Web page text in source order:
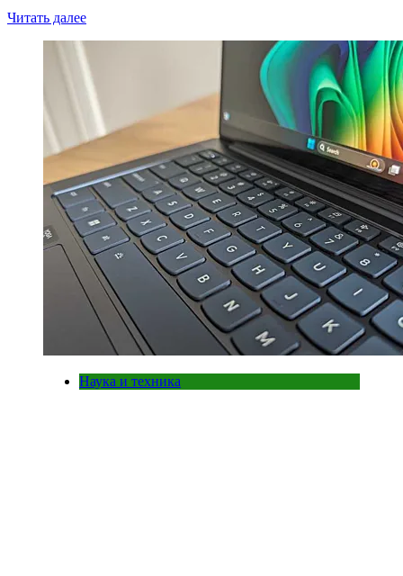
Читать далее
Наука и техника